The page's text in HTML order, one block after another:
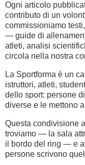
Ogni articolo
contributo di un
commissioniamo
— guide di
atleti, analisi
circola nella nostra
La Sportforma è un
istruttori, atleti,
dello sport: persone
diverse e le mettono
Questa condivisione
troviamo — la sala
il bordo del ring — e
persone scrivono